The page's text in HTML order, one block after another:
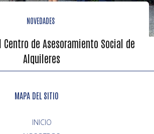
NOVEDADES
Centro de Asesoramiento Social de
Alquileres
MAPA DEL SITIO
INICIO